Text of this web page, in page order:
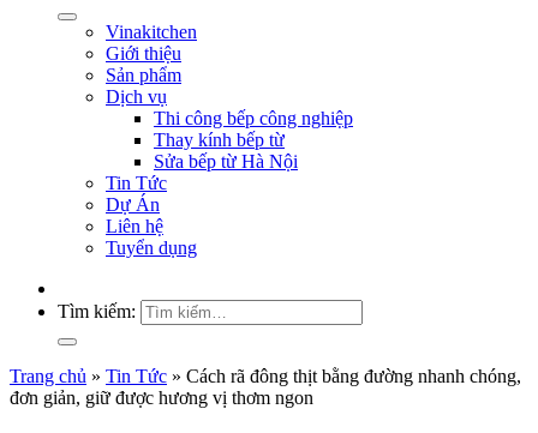
Vinakitchen
Giới thiệu
Sản phẩm
Dịch vụ
Thi công bếp công nghiệp
Thay kính bếp từ
Sửa bếp từ Hà Nội
Tin Tức
Dự Án
Liên hệ
Tuyển dụng
Tìm kiếm:
Trang chủ » Tin Tức » Cách rã đông thịt bằng đường nhanh chóng,
đơn giản, giữ được hương vị thơm ngon